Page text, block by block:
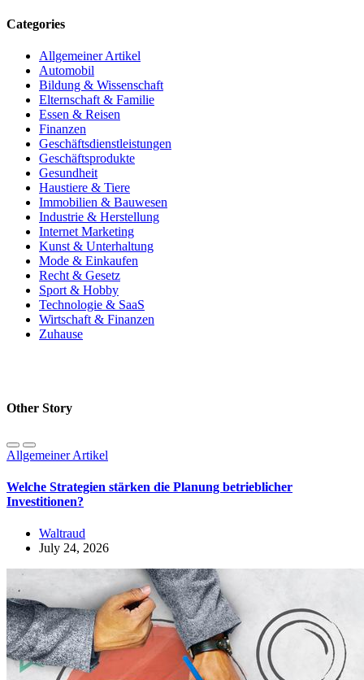
Categories
Allgemeiner Artikel
Automobil
Bildung & Wissenschaft
Elternschaft & Familie
Essen & Reisen
Finanzen
Geschäftsdienstleistungen
Geschäftsprodukte
Gesundheit
Haustiere & Tiere
Immobilien & Bauwesen
Industrie & Herstellung
Internet Marketing
Kunst & Unterhaltung
Mode & Einkaufen
Recht & Gesetz
Sport & Hobby
Technologie & SaaS
Wirtschaft & Finanzen
Zuhause
Other Story
Allgemeiner Artikel
Welche Strategien stärken die Planung betrieblicher
Investitionen?
Waltraud
July 24, 2026